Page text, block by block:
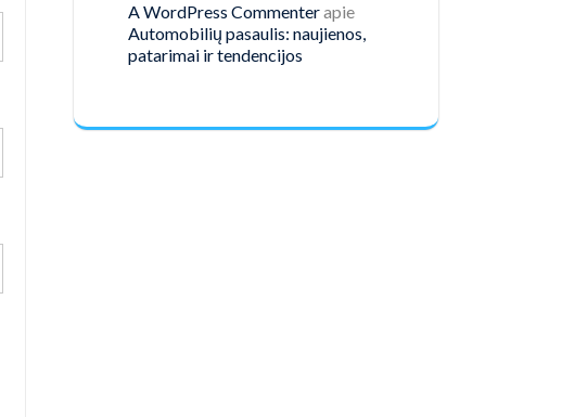
A WordPress Commenterapie
Automobilių pasaulis: naujienos,
patarimai ir tendencijos